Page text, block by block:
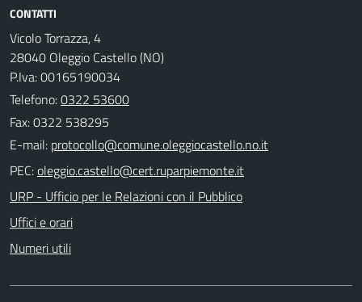
CONTATTI
Vicolo Torrazza, 4
28040 Oleggio Castello (NO)
P.Iva: 00165190034
Telefono:0322 53600
Fax: 0322 538295
E-mail:
PEC:
URP - Ufficio per le Relazioni con il Pubblico
Uffici e orari
Numeri utili